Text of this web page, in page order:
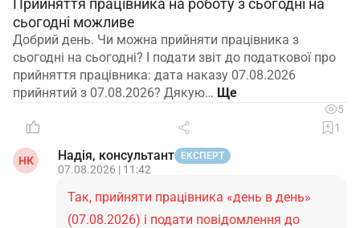
Прийняття працівника на роботу з сьогодні на
сьогодні можливе
Добрий день. Чи можна прийняти працівника з
сьогодні на сьогодні? І подати звіт до податкової про
прийняття працівника: дата наказу 07.08.2026
прийнятий з 07.08.2026? Дякую…
5
1
НК Надія, консультант ЕКСПЕРТ
07.08.2026 | 11:42
Так, прийняти працівника «день в день»
(07.08.2026) і подати повідомлення до